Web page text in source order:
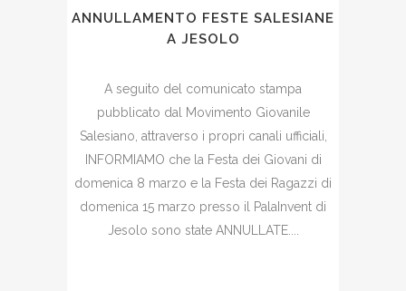
ANNULLAMENTO FESTE SALESIANE
A JESOLO
A seguito del comunicato stampa
pubblicato dal Movimento Giovanile
Salesiano, attraverso i propri canali ufficiali,
INFORMIAMO che la Festa dei Giovani di
domenica 8 marzo e la Festa dei Ragazzi di
domenica 15 marzo presso il PalaInvent di
Jesolo sono state ANNULLATE....